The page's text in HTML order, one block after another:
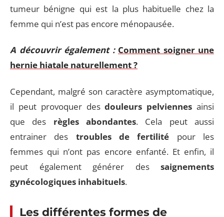
tumeur bénigne qui est la plus habituelle chez la
femme qui n’est pas encore ménopausée.
A découvrir également : Comment soigner une
hernie hiatale naturellement ?
Cependant, malgré son caractère asymptomatique,
il peut provoquer desdouleurs pelviennes ainsi
que des règles abondantes. Cela peut aussi
entrainer des troubles de fertilité pour les
femmes qui n’ont pas encore enfanté. Et enfin, il
peut également générer des saignements
gynécologiques inhabituels.
Les différentes formes de